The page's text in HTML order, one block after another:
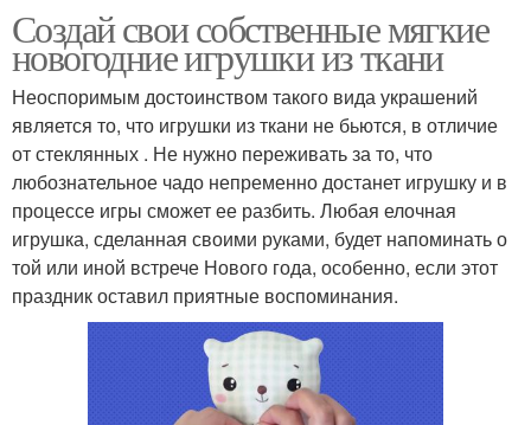
Создай свои собственные мягкие
новогодние игрушки из ткани
Неоспоримым достоинством такого вида украшений
является то, что игрушки из ткани не бьются, в отличие
от стеклянных . Не нужно переживать за то, что
любознательное чадо непременно достанет игрушку и в
процессе игры сможет ее разбить. Любая елочная
игрушка, сделанная своими руками, будет напоминать о
той или иной встрече Нового года, особенно, если этот
праздник оставил приятные воспоминания.